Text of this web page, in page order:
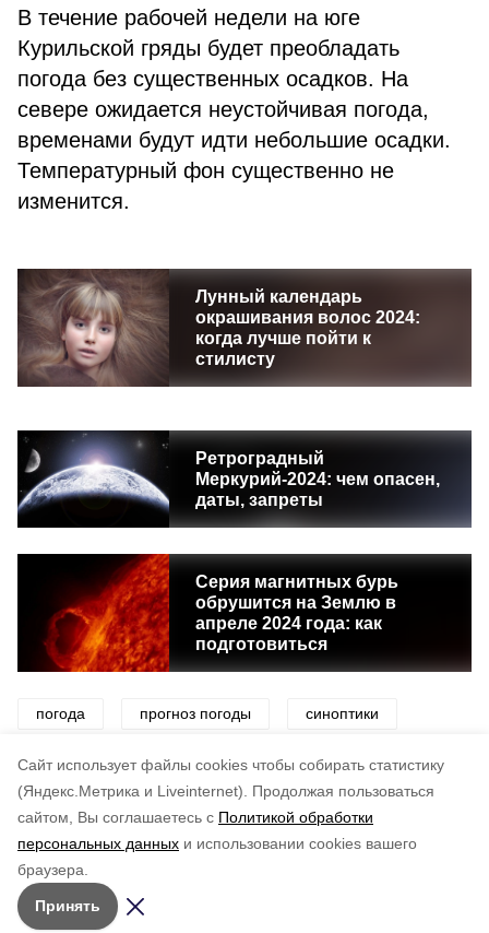
Cайт использует файлы cookies чтобы собирать статистику
(Яндекс.Метрика и Liveinternet).
Продолжая пользоваться
сайтом, Вы соглашаетесь с Политикой обработки
персональных данных и использовании cookies вашего
браузера.
Принять
В течение рабочей недели на юге
Курильской гряды будет преобладать
погода без существенных осадков. На
севере ожидается неустойчивая погода,
временами будут идти небольшие осадки.
Температурный фон существенно не
изменится.
Лунный календарь
окрашивания волос 2024:
когда лучше пойти к
стилисту
Ретроградный
Меркурий-2024: чем опасен,
даты, запреты
Серия магнитных бурь
обрушится на Землю в
апреле 2024 года: как
подготовиться
погода прогноз погоды синоптики
снег ветер дождь циклон
по оценке
5